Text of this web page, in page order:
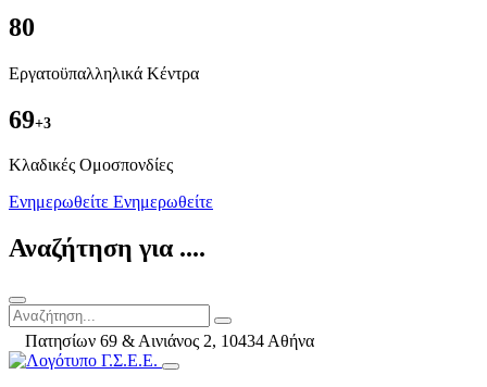
80
Εργατοϋπαλληλικά Κέντρα
69+3
Kλαδικές Ομοσπονδίες
Ενημερωθείτε Ενημερωθείτε
Αναζήτηση για ....
Πατησίων 69 & Αινιάνος 2, 10434 Αθήνα